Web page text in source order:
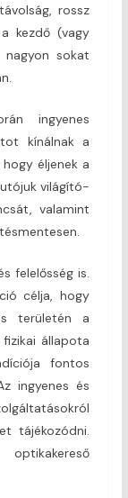
rossz
kezdő (vagy
nagyon sokat
ingyenes
kínálnak a
éljenek a
világító-
valamint
felelősség is.
célja, hogy
területén a
állapota
fontos
ingyenes és
tájékozódni.